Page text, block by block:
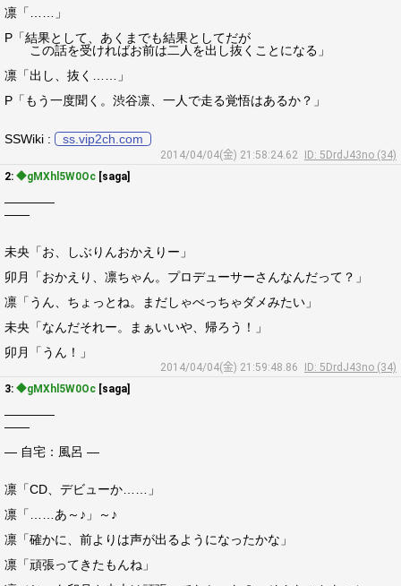
凛「……」
P「結果として、あくまでも結果としてだが
この話を受ければお前は二人を出し抜くことになる」
凛「出し、抜く……」
P「もう一度聞く。渋谷凛、一人で走る覚悟はあるか？」
SSWiki : ss.vip2ch.com
2014/04/04(金) 21:58:24.62
ID: 5DrdJ43no (34)
2: ◆gMXhl5W0Oc [saga]
――――
――
未央「お、しぶりんおかえりー」
卯月「おかえり、凛ちゃん。プロデューサーさんなんだって？」
凛「うん、ちょっとね。まだしゃべっちゃダメみたい」
未央「なんだそれー。まぁいいや、帰ろう！」
卯月「うん！」
2014/04/04(金) 21:59:48.86
ID: 5DrdJ43no (34)
3: ◆gMXhl5W0Oc [saga]
――――
――
― 自宅：風呂 ―
凛「CD、デビューか……」
凛「……あ～♪」～♪
凛「確かに、前よりは声が出るようになったかな」
凛「頑張ってきたもんね」